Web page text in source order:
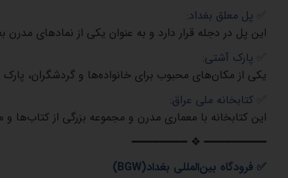
✅
پل معلق بغداد:
این پل در دجله قرار دارد و به عنوان یکی از نمادهای
✅
پارک آشتی:
یکی از مکان‌های محبوب برای خانواده‌ها و گردشگران،
✅
کتابخانه ملی عراق:
این کتابخانه با معماری مدرن و مجموعه بزرگی از کتاب‌ها
━━━━━━━━ ❖ ━━━━━━━━━
✅ فرودگاه بین‌المللی بغداد(BGW)